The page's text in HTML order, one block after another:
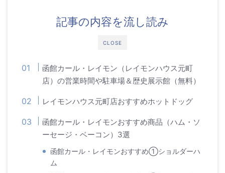
CLOSE
記事の内容を流し読み
函館カール・レイモン（レイモンハウス元町
店）の営業時間や駐車場＆歴史展示館（無料）
レイモンハウス元町店おすすめホットドッグ
函館カール・レイモンおすすめ商品（ハム・ソ
ーセージ・ベーコン）3選
函館カール・レイモンおすすめ①ショルダーハ
ム